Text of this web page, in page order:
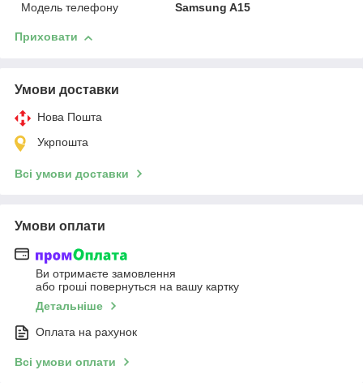
Модель телефону
Samsung A15
Приховати
Умови доставки
Нова Пошта
Укрпошта
Всі умови доставки
Умови оплати
Ви отримаєте замовлення
або гроші повернуться на вашу картку
Детальніше
Оплата на рахунок
Всі умови оплати